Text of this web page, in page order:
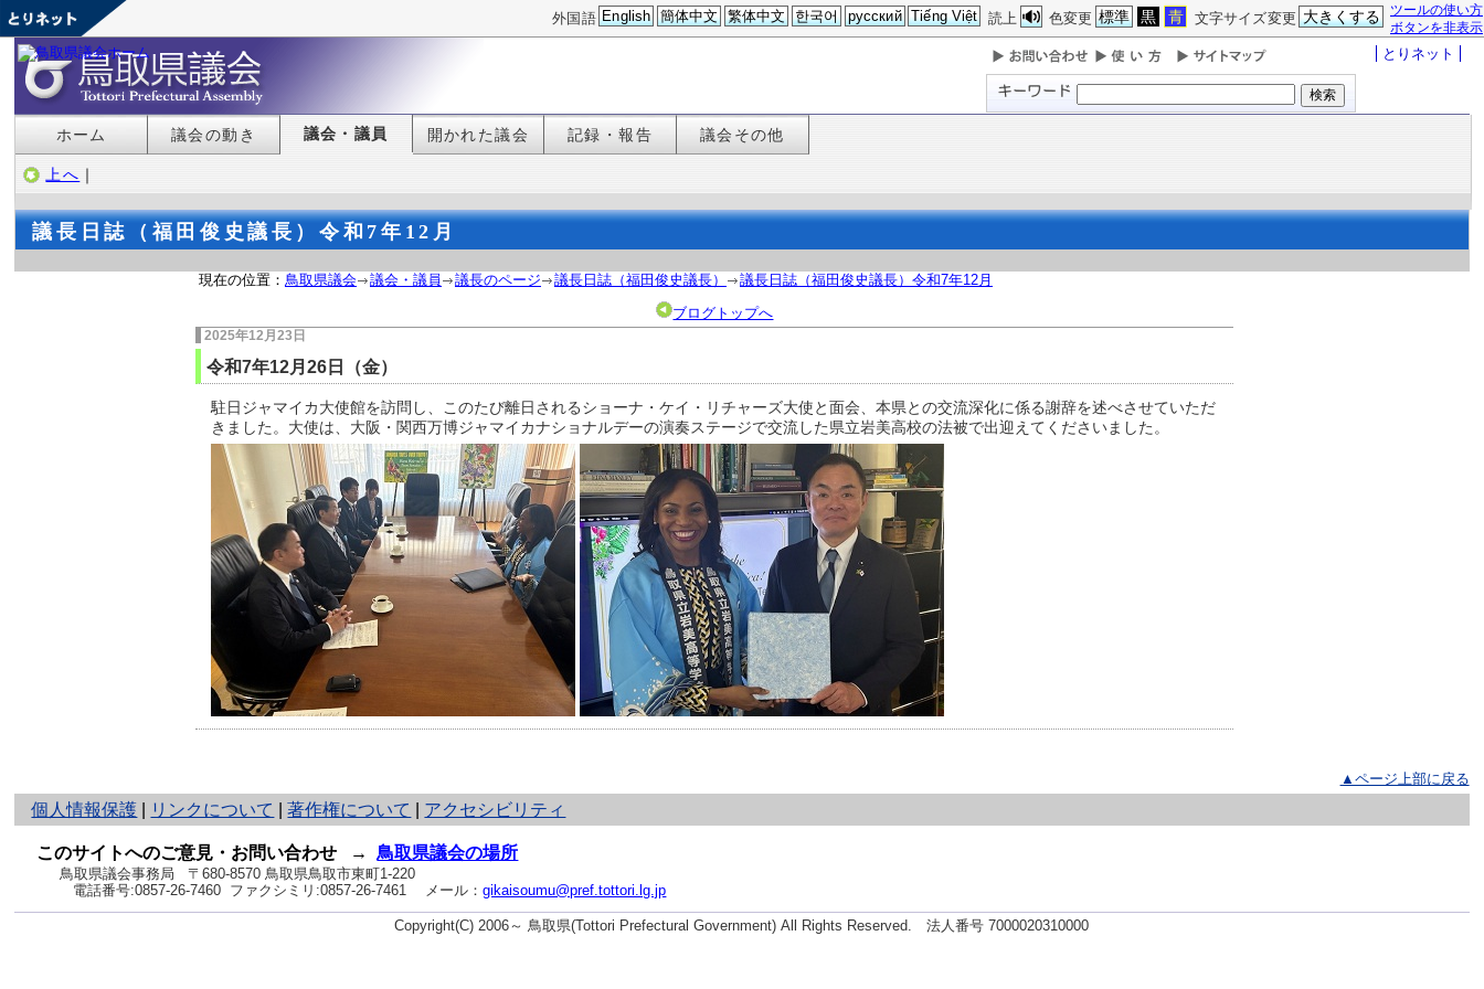
ツールの使い方
ボタンを非表示
文字サイズ変更 大きくする
色変更 標準 黒 青
読上
外国語 English 簡体中文 繁体中文 한국어 русский Tiếng Việt
とりネット
ホーム 議会の動き 議会・議員 開かれた議会 記録・報告 議会その他
上へ ｜
議長日誌（福田俊史議長）令和7年12月
現在の位置： 鳥取県議会 議会・議員 議長のページ 議長日誌（福田俊史議長）
議長日誌（福田俊史議長）令和7年12月
ブログトップへ
2025年12月23日
令和7年12月26日（金）
駐日ジャマイカ大使館を訪問し、このたび離日されるショーナ・ケイ・リチャーズ大使と面会、本県との交流深化に係る謝辞を述べさせていただ
きました。大使は、大阪・関西万博ジャマイカナショナルデーの演奏ステージで交流した県立岩美高校の法被で出迎えてくださいました。
▲ページ上部に戻る
個人情報保護
と
り
ネ
ッ
ト
へ
リンクについて |著作権について アクセシビリティ
このサイトへのご意見・お問い合わせ →鳥取県議会の場所
鳥取県議会事務局
〒680-8570 鳥取県鳥取市東町1-220
電話番号:0857-26-7460 ファクシミリ:0857-26-7461 メール：gikaisoumu@pref.tottori.lg.jp
Copyright(C) 2006～ 鳥取県(Tottori Prefectural Government) All Rights Reserved. 法人番号 7000020310000